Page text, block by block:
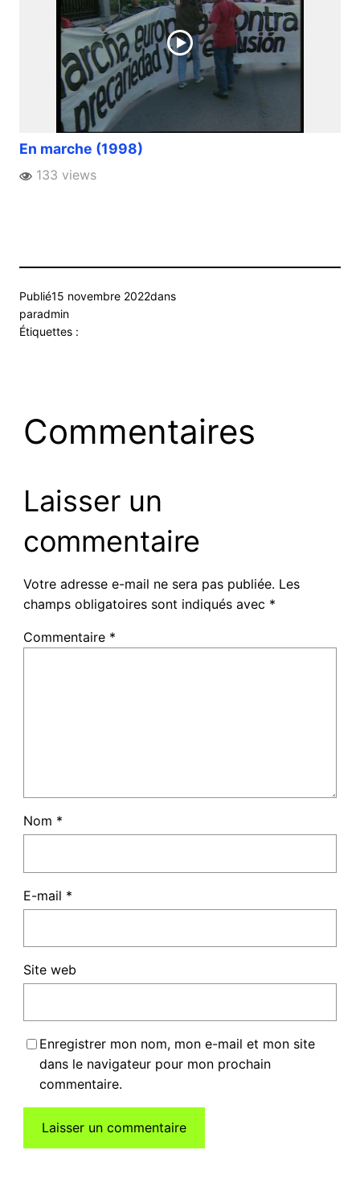
En marche (1998)
133 views
Publié15 novembre 2022dans
paradmin
Étiquettes :
Commentaires
Laisser un
commentaire
Votre adresse e-mail ne sera pas publiée. Les
champs obligatoires sont indiqués avec *
Commentaire *
Nom *
E-mail *
Site web
Enregistrer mon nom, mon e-mail et mon site
dans le navigateur pour mon prochain
commentaire.